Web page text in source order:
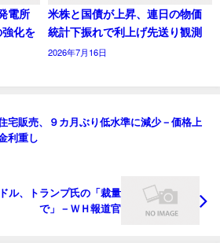
電所
化を
米株と国債が上昇、連日の物価
統計下振れで利上げ先送り観測
2026年7月16日
宅販売、９カ月ぶり低水準に減少－価格上
利重し
ル、トランプ氏の「裁量
で」－ＷＨ報道官